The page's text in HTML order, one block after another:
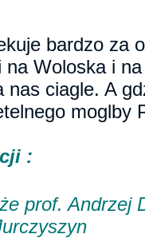
bardzo za
na Woloska i
nas ciagle. A
moglby
:
prof. Andrzej